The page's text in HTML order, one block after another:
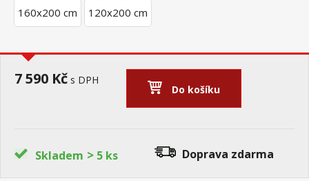
160x200 cm 120x200 cm
7 590 Kč s DPH
Do košíku
Skladem > 5 ks Doprava zdarma